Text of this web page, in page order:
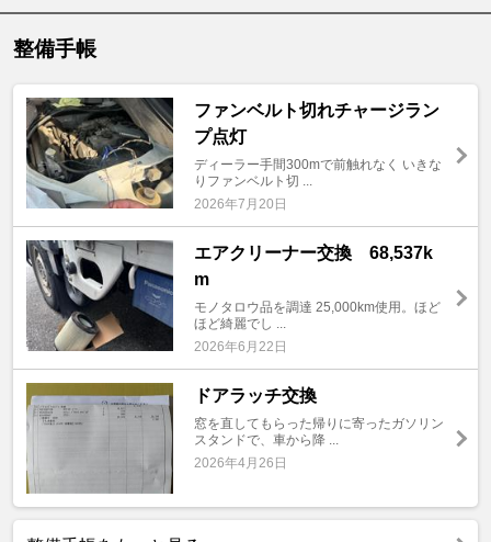
整備手帳
ファンベルト切れチャージラン
プ点灯
ディーラー手間300mで前触れなく いきな
りファンベルト切 ...
2026年7月20日
エアクリーナー交換 68,537k
m
モノタロウ品を調達 25,000km使用。ほど
ほど綺麗でし ...
2026年6月22日
ドアラッチ交換
窓を直してもらった帰りに寄ったガソリン
スタンドで、車から降 ...
2026年4月26日